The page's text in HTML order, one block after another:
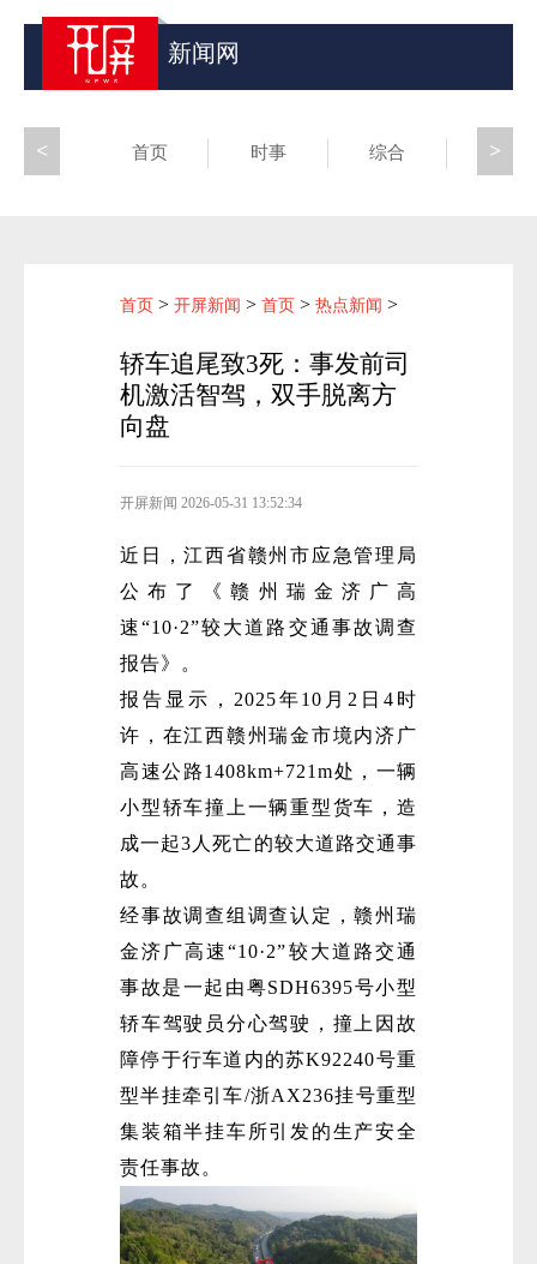
新闻网
首页 时事 综合 昆滇
>
<
首页 > 开屏新闻 > 首页 > 热点新闻 >
轿车追尾致3死：事发前司
机激活智驾，双手脱离方
向盘
开屏新闻 2026-05-31 13:52:34
近日，江西省赣州市应急管理局
公布了《赣州瑞金济广高
速“10·2”较大道路交通事故调查
报告》。
报告显示，2025年10月2日4时
许，在江西赣州瑞金市境内济广
高速公路1408km+721m处，一辆
小型轿车撞上一辆重型货车，造
成一起3人死亡的较大道路交通事
故。
经事故调查组调查认定，赣州瑞
金济广高速“10·2”较大道路交通
事故是一起由粤SDH6395号小型
轿车驾驶员分心驾驶，撞上因故
障停于行车道内的苏K92240号重
型半挂牵引车/浙AX236挂号重型
集装箱半挂车所引发的生产安全
责任事故。